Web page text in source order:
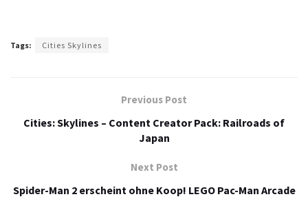
Tags: Cities Skylines
Previous Post
Cities: Skylines – Content Creator Pack: Railroads of
Japan
Next Post
Spider-Man 2 erscheint ohne Koop! LEGO Pac-Man Arcade